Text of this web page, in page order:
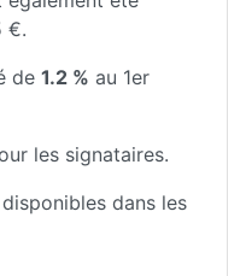
€.
de 1.2 % au 1er
les signataires.
dans les